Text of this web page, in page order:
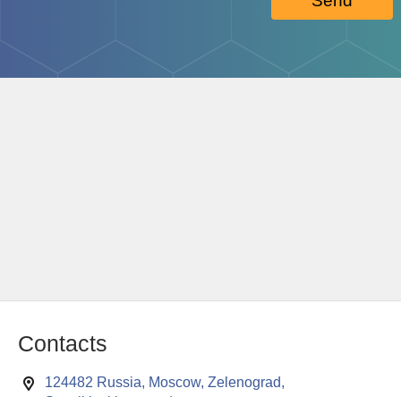
Contacts
124482 Russia, Moscow, Zelenograd,